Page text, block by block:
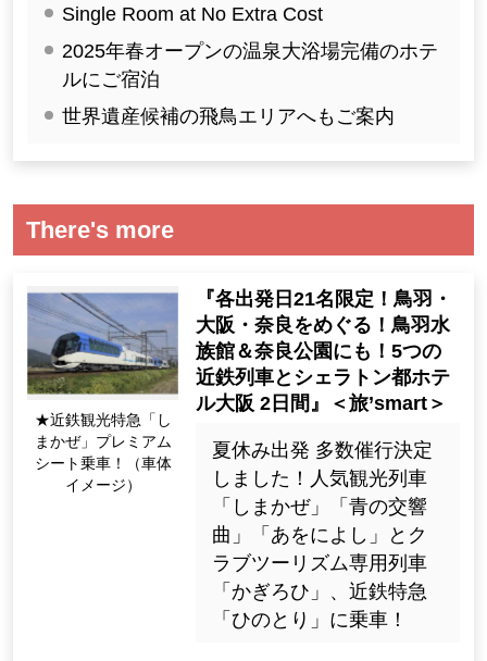
Single Room at No Extra Cost
2025年春オープンの温泉大浴場完備のホテ
ルにご宿泊
世界遺産候補の飛鳥エリアへもご案内
There's more
★近鉄観光特急「し
まかぜ」プレミアム
シート乗車！（車体
イメージ）
『各出発日21名限定！鳥羽・
大阪・奈良をめぐる！鳥羽水
族館＆奈良公園にも！5つの
近鉄列車とシェラトン都ホテ
ル大阪 2日間』＜旅’smart＞
夏休み出発 多数催行決定
しました！人気観光列車
「しまかぜ」「青の交響
曲」「あをによし」とク
ラブツーリズム専用列車
「かぎろひ」、近鉄特急
「ひのとり」に乗車！